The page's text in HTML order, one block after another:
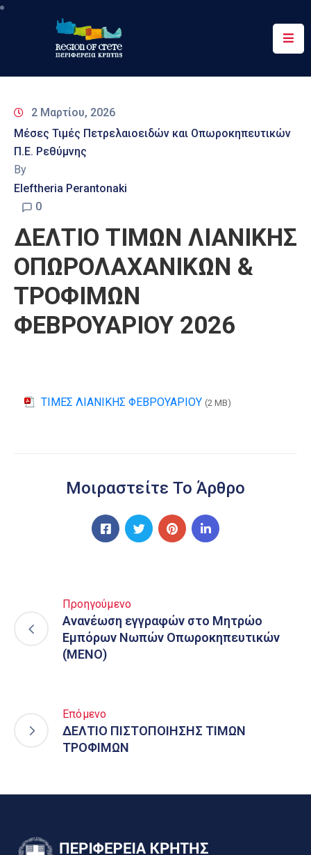
Περιφέρεια
&
Δράσεις
Ψηφιακές
Υπηρεσίες
Επικοινωνία
2 Μαρτίου, 2026
Μέσες Τιμές Πετρελαιοειδών και Οπωροκηπευτικών
Π.Ε. Ρεθύμνης
By
Eleftheria Perantonaki
0
ΔΕΛΤΙΟ ΤΙΜΩΝ ΛΙΑΝΙΚΗΣ
ΟΠΩΡΟΛΑΧΑΝΙΚΩΝ &
ΤΡΟΦΙΜΩΝ
ΦΕΒΡΟΥΑΡΙΟΥ 2026
ΤΙΜΕΣ ΛΙΑΝΙΚΗΣ ΦΕΒΡΟΥΑΡΙΟΥ (2 MB)
Μοιραστείτε Το Άρθρο
Προηγούμενο
Ανανέωση εγγραφών στο Μητρώο
Εμπόρων Νωπών Οπωροκηπευτικών
(ΜΕΝΟ)
Επόμενο
ΔΕΛΤΙΟ ΠΙΣΤΟΠΟΙΗΣΗΣ ΤΙΜΩΝ
ΤΡΟΦΙΜΩΝ